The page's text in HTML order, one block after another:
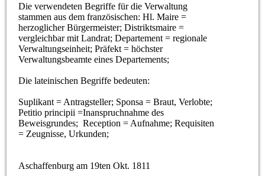
Die verwendeten Begriffe für die Verwaltung
stammen aus dem französischen: Hl. Maire =
herzoglicher Bürgermeister; Distriktsmaire =
vergleichbar mit Landrat; Departement = regionale
Verwaltungseinheit; Präfekt = höchster
Verwaltungsbeamte eines Departements;
Die lateinischen Begriffe bedeuten:
Suplikant = Antragsteller; Sponsa = Braut, Verlobte;
Petitio principii =Inanspruchnahme des
Beweisgrundes; Reception = Aufnahme; Requisiten
= Zeugnisse, Urkunden;
Aschaffenburg am 19ten Okt. 1811